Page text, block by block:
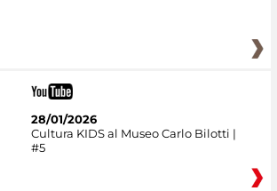
28/01/2026
Cultura KIDS al Museo Carlo Bilotti |
#5